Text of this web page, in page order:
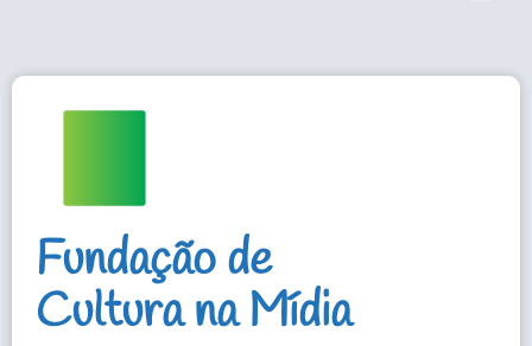
Fundação de
Cultura na Mídia